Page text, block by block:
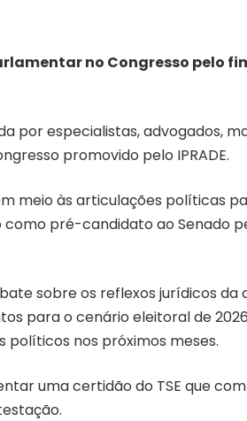
no Congresso pelo
por especialistas, advogados,
promovido pelo IPRADE.
meio às articulações políticas
pré-candidato ao Senado
sobre os reflexos jurídicos da
para o cenário eleitoral de
políticos nos próximos meses.
uma certidão do TSE que